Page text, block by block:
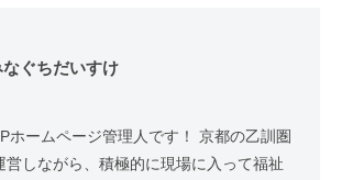
なぐちだいすけ
ホームページ管理人です！ 京都の乙訓圏
営しながら、積極的に現場に入って福祉